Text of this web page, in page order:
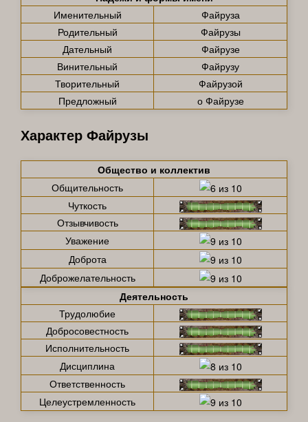
Именительный
Файруза
Родительный
Файрузы
Дательный
Файрузе
Винительный
Файрузу
Творительный
Файрузой
Предложный
о Файрузе
Характер Файрузы
Общество и коллектив
Общительность
Чуткость
Отзывчивость
Уважение
Доброта
Доброжелательность
Деятельность
Трудолюбие
Добросовестность
Исполнительность
Дисциплина
Ответственность
Целеустремленность